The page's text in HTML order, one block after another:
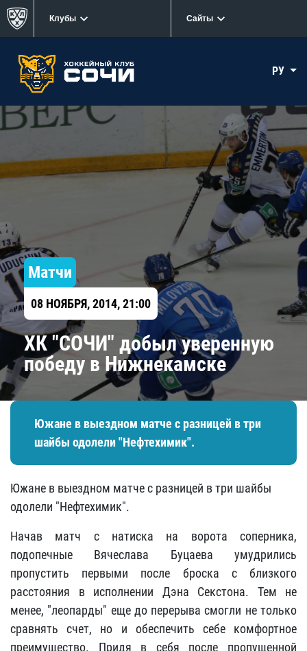
Клубы Сайты
РУ
Матчи
08 НОЯБРЯ, 2014, 21:00
ХК "СОЧИ" добыл уверенную
победу в Нижнекамске
Южане в выездном матче с разницей в три
шайбы одолели "Нефтехимик".
Южане в выездном матче с разницей в три шайбы
одолели "Нефтехимик".
Начав матч с натиска на ворота соперника,
подопечные Вячеслава Буцаева умудрились
пропустить первыми после броска с близкого
расстояния в исполнении Дэна Секстона. Тем не
менее, "леопарды" еще до перерыва смогли не только
сравнять счет, но и обеспечить себе комфортное
преимущество. Придя в себя после пропущенной